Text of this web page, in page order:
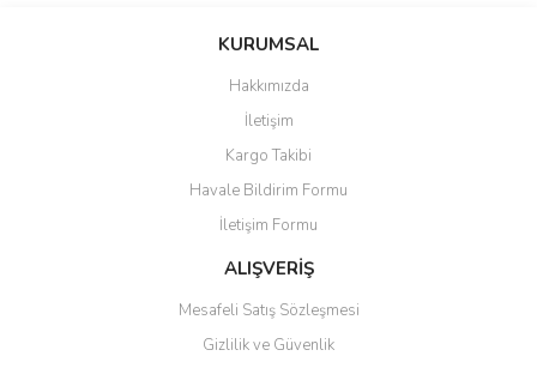
Bu ürüne ilk yorumu siz yapın!
Yorum Yaz
Ürün resmi kalitesiz, bozuk veya görüntülenemiyor.
Ürün açıklamasında eksik bilgiler bulunuyor.
Ürün bilgilerinde hatalar bulunuyor.
Ürün fiyatı diğer sitelerden daha pahalı.
Bu ürüne benzer farklı alternatifler olmalı.
KURUMSAL
Hakkımızda
İletişim
Kargo Takibi
Havale Bildirim Formu
İletişim Formu
ALIŞVERİŞ
Mesafeli Satış Sözleşmesi
Gizlilik ve Güvenlik